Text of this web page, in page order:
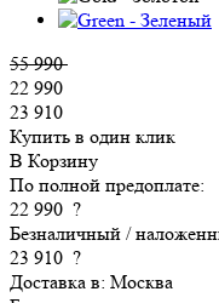
55 990
22 990
23 910
Купить в один клик
В Корзину
По полной предоплате:
22 990 ?
Безналичный /
23 910 ?
Доставка в: Москва